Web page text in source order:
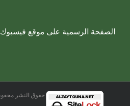
الصفحة الرسمية على موقع فيسبوك